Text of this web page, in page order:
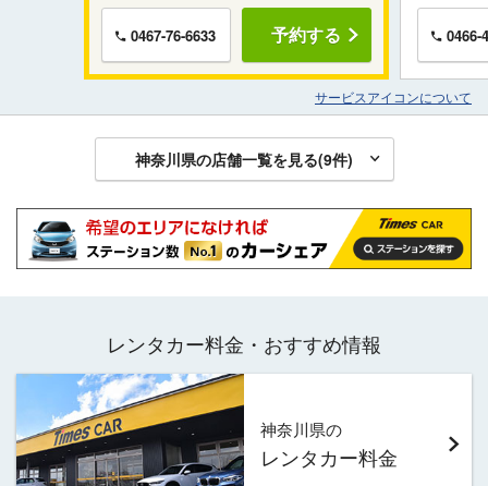
0467-76-6633 予約する 0466-
サービスアイコンについて
神奈川県の店舗一覧を見る(9件)
レンタカー料金・おすすめ情報
神奈川県の
レンタカー料金